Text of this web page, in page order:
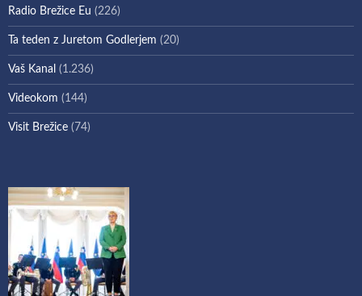
Radio Brežice Eu (226)
Ta teden z Juretom Godlerjem (20)
Vaš Kanal (1.236)
Videokom (144)
Visit Brežice (74)